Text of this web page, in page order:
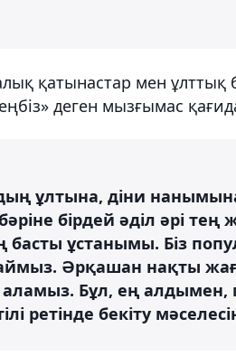
қатынастар мен ұлттық
деген мызғымас
ұлтына, діни
бірдей әділ әрі
басты ұстанымы. Біз
Әрқашан нақты
Бұл, ең алдымен,
ретінде бекіту